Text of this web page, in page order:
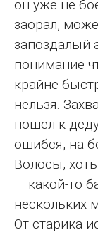
он уже не
заорал,
запоздалый
понимание
крайне
нельзя.
пошел к
ошибся, на
Волосы,
— какой-то
нескольких
От старика